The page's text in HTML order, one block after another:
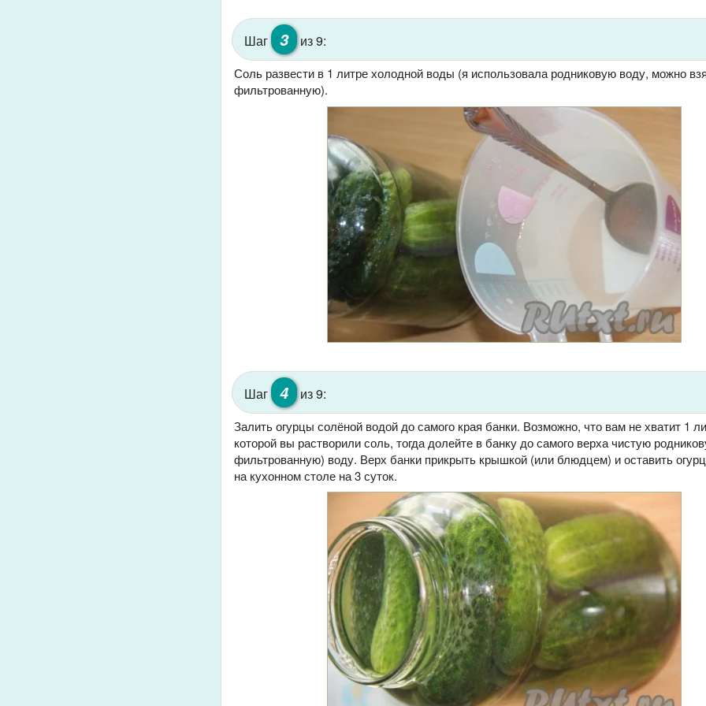
Шаг 3 из 9:
Соль развести в 1 литре холодной воды (я использовала родниковую воду, можно
фильтрованную).
Шаг 4 из 9:
Залить огурцы солёной водой до самого края банки. Возможно, что вам не хватит 1
которой вы растворили соль, тогда долейте в банку до самого верха чистую
фильтрованную) воду. Верх банки прикрыть крышкой (или блюдцем) и оставить
на кухонном столе на 3 суток.